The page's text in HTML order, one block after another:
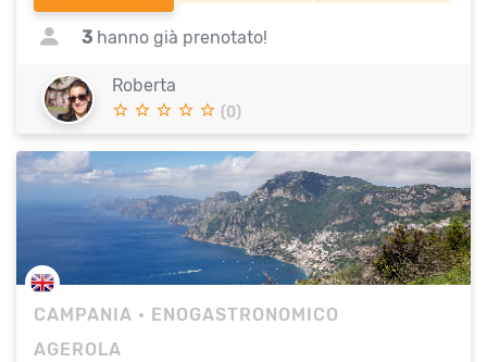
3 hanno già prenotato!
Roberta
(0)
CAMPANIA • ENOGASTRONOMICO
AGEROLA